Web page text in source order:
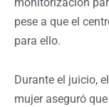
monitorización
pese a que el
para ello.
Durante el juicio,
mujer aseguró